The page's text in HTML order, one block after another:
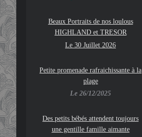
Beaux Portraits de nos loulous
HIGHLANDet TRESOR
Le 30 Juillet 2026
Petite promenade rafraichissante à la
plage
Le 26/12/2025
Des petits bébés attendent toujours
une gentille famille aimante